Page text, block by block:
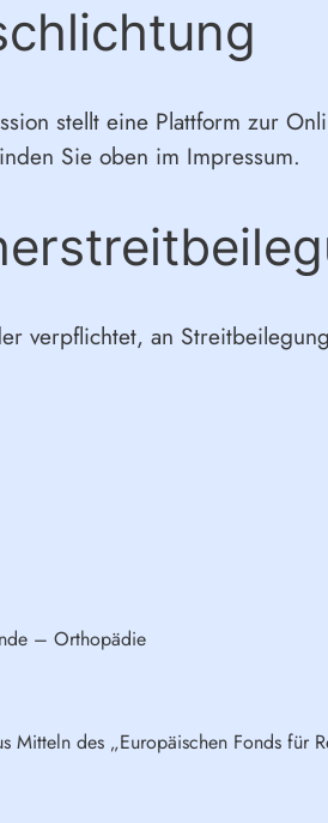
stellt eine Plattform zur
Sie oben im Impressum.
verpflichtet, an
– Orthopädie
Mitteln des „Europäischen Fonds für